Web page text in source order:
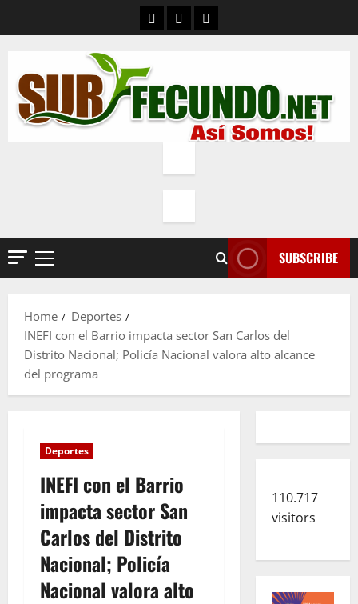
ContactoQuienes Somos
Política de privacidad
Primary
SUBSCRIBE
Home
Deportes
INEFI con el Barrio impacta sector San Carlos del
Distrito Nacional; Policía Nacional valora alto alcance
del programa
Deportes
INEFI con el Barrio
impacta sector San
Carlos del Distrito
Nacional; Policía
Nacional valora alto
110.717
visitors